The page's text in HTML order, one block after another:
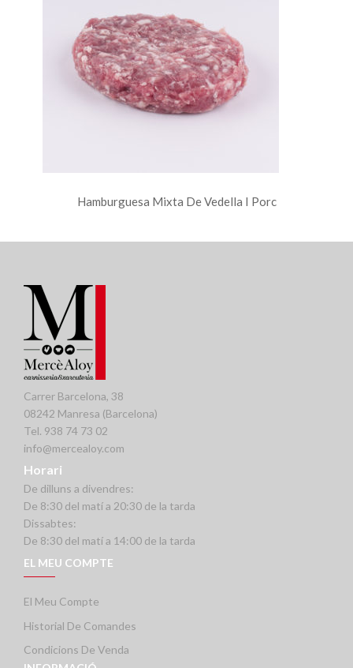
Hamburguesa Mixta De Vedella I Porc
Carrer Barcelona, 38
08242 Manresa (Barcelona)
Tel. 938 74 73 02
info@mercealoy.com
Horari
De dilluns a divendres:
De 8:30 del matí a 20:30 de la tarda
Dissabtes:
De 8:30 del matí a 14:00 de la tarda
EL MEU COMPTE
El Meu Compte
Historial De Comandes
Condicions De Venda